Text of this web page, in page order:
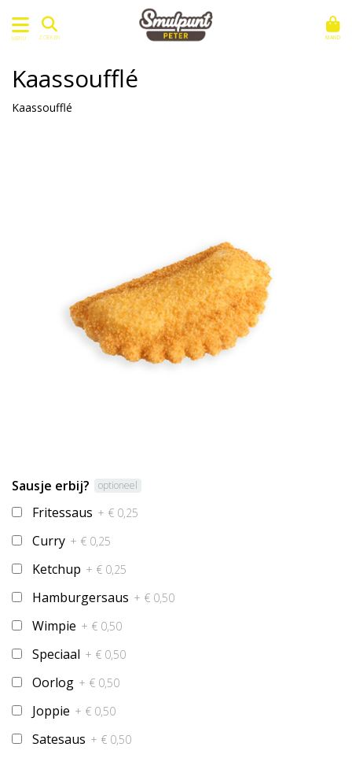
MENU ZOEKEN MAND
Kaassoufflé
Kaassoufflé
Sausje erbij? optioneel
Fritessaus + € 0,25
Curry + € 0,25
Ketchup + € 0,25
Hamburgersaus + € 0,50
Wimpie + € 0,50
Speciaal + € 0,50
Oorlog + € 0,50
Joppie + € 0,50
Satesaus + € 0,50